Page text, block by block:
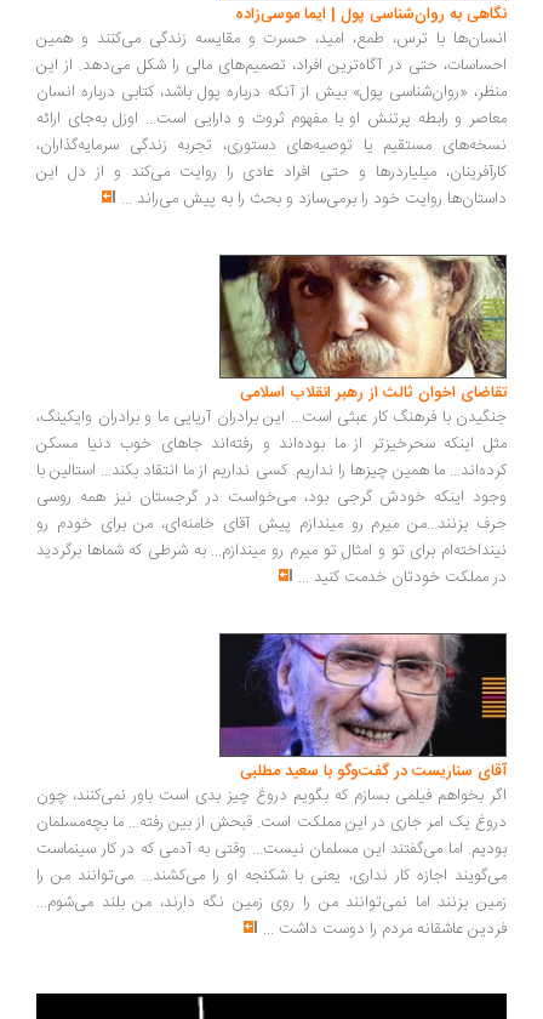
به روان‌شناسی پول | ایما موسی‌زاده
با ترس، طمع، امید، حسرت و مقایسه زندگی می‌کنند و همین
حتی در آگاه‌ترین افراد، تصمیم‌های مالی را شکل می‌دهد. از این
«روان‌شناسی پول» بیش از آنکه درباره پول باشد، کتابی درباره انسان
و رابطه پرتنش او با مفهوم ثروت و دارایی است... اوزل به‌جای ارائه
مستقیم یا توصیه‌های دستوری، تجربه زندگی سرمایه‌گذاران،
میلیاردرها و حتی افراد عادی را روایت می‌کند و از دل این
روایت خود را برمی‌سازد و بحث را به پیش می‌راند ...
اخوان ثالث از رهبر انقلاب اسلامی
با فرهنگ کار عبثی است... این برادران آریایی ما و برادران وایکینگ،
اینکه سحرخیزتر از ما بوده‌اند و رفته‌اند جاهای خوب دنیا مسکن
ما همین چیزها را نداریم. کسی نداریم از ما انتقاد بکند... استالین با
اینکه خودش گرجی بود، می‌خواست در گرجستان نیز همه روسی
بزنند...من میرم رو میندازم پیش آقای خامنه‌ای، من برای خودم رو
برای تو و امثال تو میرم رو میندازم... به شرطی که شماها برگردید
مملکت خودتان خدمت کنید...
سناریست در گفت‌وگو با سعید مطلبی
بخواهم فیلمی بسازم که بگویم دروغ چیز بدی است باور نمی‌کنند، چون
یک امر جاری در این مملکت است. قبحش از بین رفته... ما بچه‌مسلمان
اما می‌گفتند این مسلمان نیست... وقتی به آدمی که در کار سینماست
اجازه کار نداری، یعنی با شکنجه او را می‌کشند... می‌توانند من را
بزنند اما نمی‌توانند من را روی زمین نگه دارند، من بلند می‌شوم...
عاشقانه مردم را دوست داشت ...